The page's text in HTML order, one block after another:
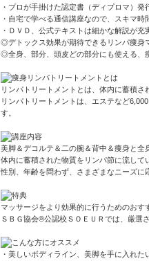
・プロが手掛けた認定書（ディプロマ）発
・自宅で学べる通信講座なので、スキマ時
・ＤＶＤ、公式テキストは細かな解説が充
◎デトックス効果が期待できるリンパ痩身
◎全身、部分、頭皮どの部分にも使える、
リンパトリートメントとは、体内に蓄積
リンパトリートメントは、エステなど
す。
美脚＆デコルテ＆二の腕＆背中＆痩身と全
体内に蓄積された物質をリンパ節に流して
性別、年齢を問わず、さまざまなニーズに
マッサージをより効果的に行うためのおす
ＳＢＧ協会®公認校ＳＯＥＵＲでは、厳選
・美しいボディライン、美脚を手に入れた